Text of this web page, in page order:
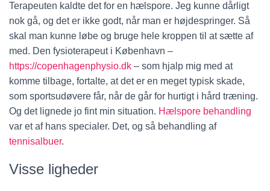
Terapeuten kaldte det for en hælspore. Jeg kunne dårligt
nok gå, og det er ikke godt, når man er højdespringer. Så
skal man kunne løbe og bruge hele kroppen til at sætte af
med. Den fysioterapeut i København –
https://copenhagenphysio.dk – som hjalp mig med at
komme tilbage, fortalte, at det er en meget typisk skade,
som sportsudøvere får, når de går for hurtigt i hård træning.
Og det lignede jo fint min situation. Hælspore behandling
var et af hans specialer. Det, og så behandling af
tennisalbuer.
Visse ligheder